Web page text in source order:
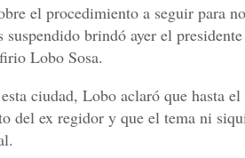
el procedimiento a seguir para
suspendido brindó ayer el
Lobo Sosa.
ciudad, Lobo aclaró que hasta
del ex regidor y que el tema ni